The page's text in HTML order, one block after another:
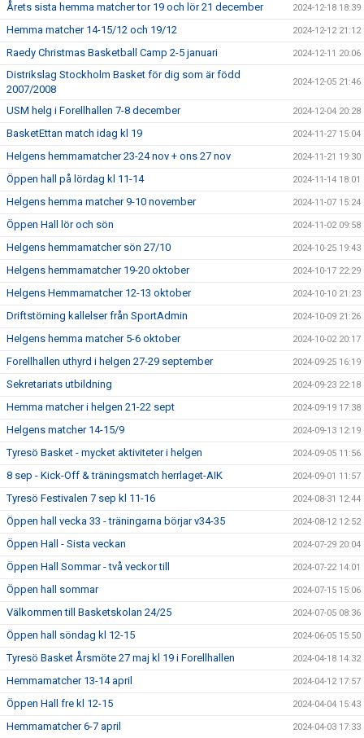
Årets sista hemma matcher tor 19 och lör 21 december 2024-12-18 18:39
Hemma matcher 14-15/12 och 19/12 2024-12-12 21:12
Raedy Christmas Basketball Camp 2-5 januari 2024-12-11 20:06
Distrikslag Stockholm Basket för dig som är född
2007/2008
2024-12-05 21:46
USM helg i Forellhallen 7-8 december 2024-12-04 20:28
BasketEttan match idag kl 19 2024-11-27 15:04
Helgens hemmamatcher 23-24 nov + ons 27 nov 2024-11-21 19:30
Öppen hall på lördag kl 11-14 2024-11-14 18:01
Helgens hemma matcher 9-10 november 2024-11-07 15:24
Öppen Hall lör och sön 2024-11-02 09:58
Helgens hemmamatcher sön 27/10 2024-10-25 19:43
Helgens hemmamatcher 19-20 oktober 2024-10-17 22:29
Helgens Hemmamatcher 12-13 oktober 2024-10-10 21:23
Driftstörning kallelser från SportAdmin 2024-10-09 21:26
Helgens hemma matcher 5-6 oktober 2024-10-02 20:17
Forellhallen uthyrd i helgen 27-29 september 2024-09-25 16:19
Sekretariats utbildning 2024-09-23 22:18
Hemma matcher i helgen 21-22 sept 2024-09-19 17:38
Helgens matcher 14-15/9 2024-09-13 12:19
Tyresö Basket - mycket aktiviteter i helgen 2024-09-05 11:56
8 sep - Kick-Off & träningsmatch herrlaget-AIK 2024-09-01 11:57
Tyresö Festivalen 7 sep kl 11-16 2024-08-31 12:44
Öppen hall vecka 33 - träningarna börjar v34-35 2024-08-12 12:52
Öppen Hall - Sista veckan 2024-07-29 20:04
Öppen Hall Sommar - två veckor till 2024-07-22 14:01
Öppen hall sommar 2024-07-15 15:06
Välkommen till Basketskolan 24/25 2024-07-05 08:36
Öppen hall söndag kl 12-15 2024-06-05 15:50
Tyresö Basket Årsmöte 27 maj kl 19 i Forellhallen 2024-04-18 14:32
Hemmamatcher 13-14 april 2024-04-12 17:57
Öppen Hall fre kl 12-15 2024-04-04 15:43
Hemmamatcher 6-7 april 2024-04-03 17:33